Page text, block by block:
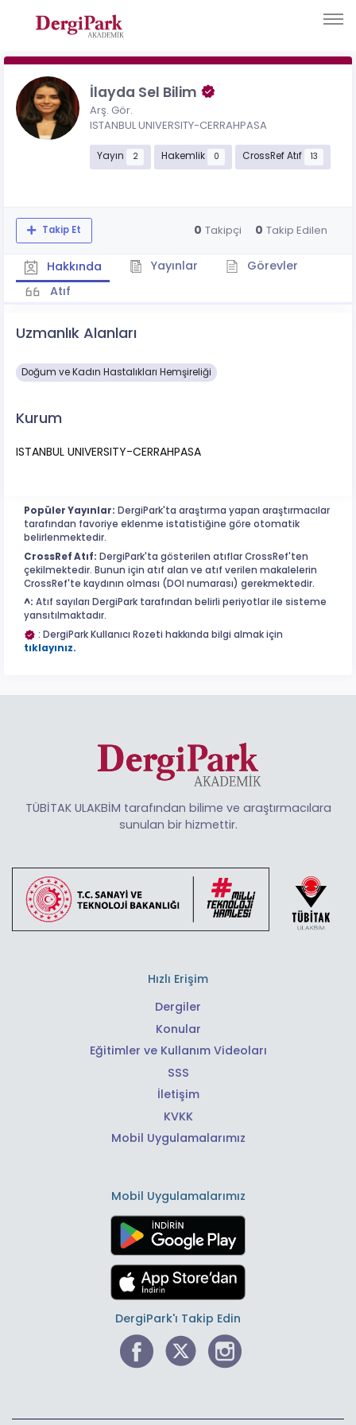
İlayda Sel Bilim
Arş. Gör.
ISTANBUL UNIVERSITY-CERRAHPASA
Yayın 2 Hakemlik 0 CrossRef Atıf 13
Takip Et 0 Takipçi 0 Takip Edilen
Hakkında Yayınlar
Görevler
Atıf
Uzmanlık Alanları
Doğum ve Kadın Hastalıkları Hemşireliği
Kurum
ISTANBUL UNIVERSITY-CERRAHPASA
Popüler Yayınlar: DergiPark'ta araştırma yapan araştırmacılar
tarafından favoriye eklenme istatistiğine göre otomatik
belirlenmektedir.
CrossRef Atıf: DergiPark'ta gösterilen atıflar CrossRef'ten
çekilmektedir. Bunun için atıf alan ve atıf verilen makalelerin
CrossRef'te kaydının olması (DOI numarası) gerekmektedir.
^: Atıf sayıları DergiPark tarafından belirli periyotlar ile sisteme
yansıtılmaktadır.
: DergiPark Kullanıcı Rozeti hakkında bilgi almak için
tıklayınız.
TÜBİTAK ULAKBİM tarafından bilime ve araştırmacılara
sunulan bir hizmettir.
Hızlı Erişim
Dergiler
Konular
Eğitimler ve Kullanım Videoları
SSS
İletişim
KVKK
Mobil Uygulamalarımız
Mobil Uygulamalarımız
DergiPark'ı Takip Edin